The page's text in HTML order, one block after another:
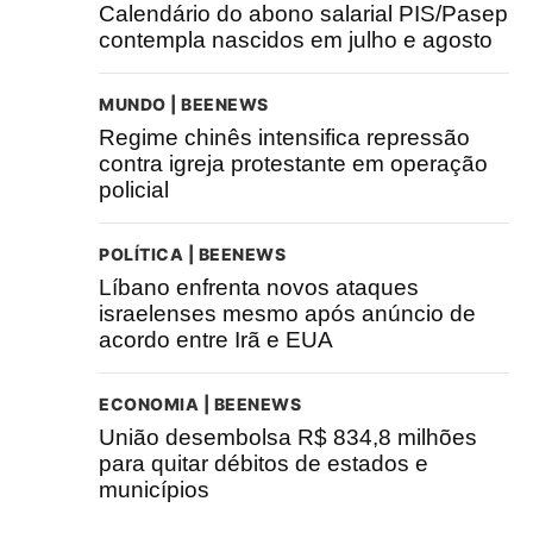
Calendário do abono salarial PIS/Pasep
contempla nascidos em julho e agosto
MUNDO | BEENEWS
Regime chinês intensifica repressão
contra igreja protestante em operação
policial
POLÍTICA | BEENEWS
Líbano enfrenta novos ataques
israelenses mesmo após anúncio de
acordo entre Irã e EUA
ECONOMIA | BEENEWS
União desembolsa R$ 834,8 milhões
para quitar débitos de estados e
municípios